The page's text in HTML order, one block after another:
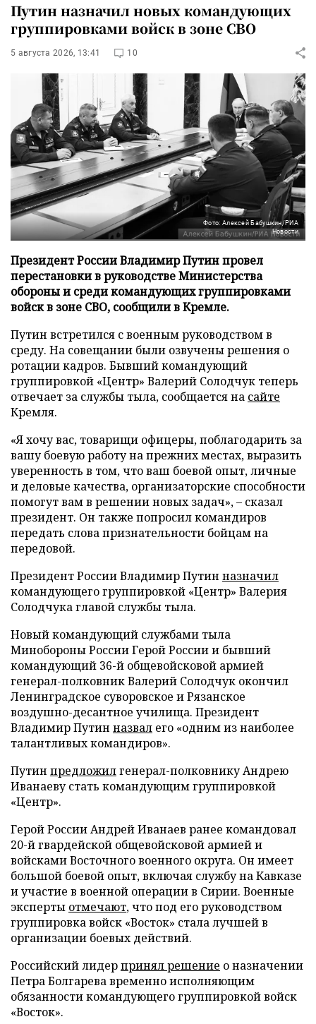
Путин назначил новых командующих
группировками войск в зоне СВО
5 августа 2026, 13:41 10
Фото: Алексей Бабушкин/РИА
Новости
Президент России Владимир Путин провел
перестановки в руководстве Министерства
обороны и среди командующих группировками
войск в зоне СВО, сообщили в Кремле.
Путин встретился с военным руководством в
среду. На совещании были озвучены решения о
ротации кадров. Бывший командующий
группировкой «Центр» Валерий Солодчук теперь
отвечает за службы тыла, сообщается на сайте
Кремля.
«Я хочу вас, товарищи офицеры, поблагодарить за
вашу боевую работу на прежних местах, выразить
уверенность в том, что ваш боевой опыт, личные
и деловые качества, организаторские способности
помогут вам в решении новых задач», – сказал
президент. Он также попросил командиров
передать слова признательности бойцам на
передовой.
Президент России Владимир Путин назначил
командующего группировкой «Центр» Валерия
Солодчука главой службы тыла.
Новый командующий службами тыла
Минобороны России Герой России и бывший
командующий 36-й общевойсковой армией
генерал-полковник Валерий Солодчук окончил
Ленинградское суворовское и Рязанское
воздушно-десантное училища. Президент
Владимир Путин назвал его «одним из наиболее
талантливых командиров».
Путин предложилгенерал-полковнику Андрею
Иванаеву стать командующим группировкой
«Центр».
Герой России Андрей Иванаев ранее командовал
20-й гвардейской общевойсковой армией и
войсками Восточного военного округа. Он имеет
большой боевой опыт, включая службу на Кавказе
и участие в военной операции в Сирии. Военные
эксперты отмечают, что под его руководством
группировка войск «Восток» стала лучшей в
организации боевых действий.
Российский лидерпринял решение о назначении
Петра Болгарева временно исполняющим
обязанности командующего группировкой войск
«Восток».